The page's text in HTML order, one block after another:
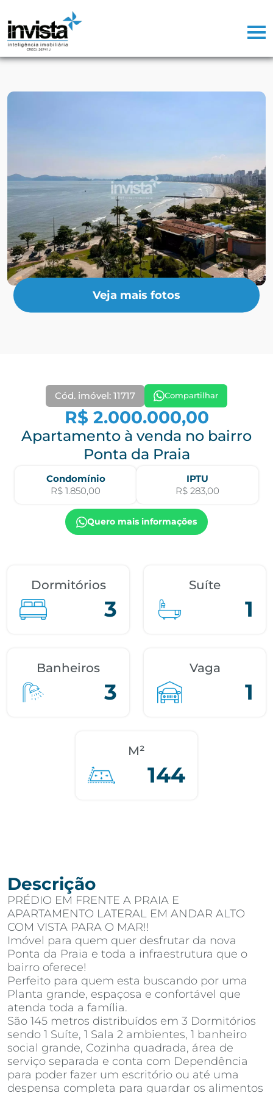
Veja mais fotos
Cód. imóvel: 11717 Compartilhar
R$ 2.000.000,00
Apartamento à venda no bairro
Ponta da Praia
Condomínio
R$ 1.850,00
IPTU
R$ 283,00
Quero mais informações
Dormitórios
3
Suíte
1
Banheiros
3
Vaga
1
M²
144
Descrição
PRÉDIO EM FRENTE A PRAIA E
APARTAMENTO LATERAL EM ANDAR ALTO
COM VISTA PARA O MAR!!
Imóvel para quem quer desfrutar da nova
Ponta da Praia e toda a infraestrutura que o
bairro oferece!
Perfeito para quem esta buscando por uma
Planta grande, espaçosa e confortável que
atenda toda a família.
São 145 metros distribuídos em 3 Dormitórios
sendo 1 Suíte, 1 Sala 2 ambientes, 1 banheiro
social grande, Cozinha quadrada, área de
serviço separada e conta com Dependência
para poder fazer um escritório ou até uma
despensa completa para guardar os alimentos